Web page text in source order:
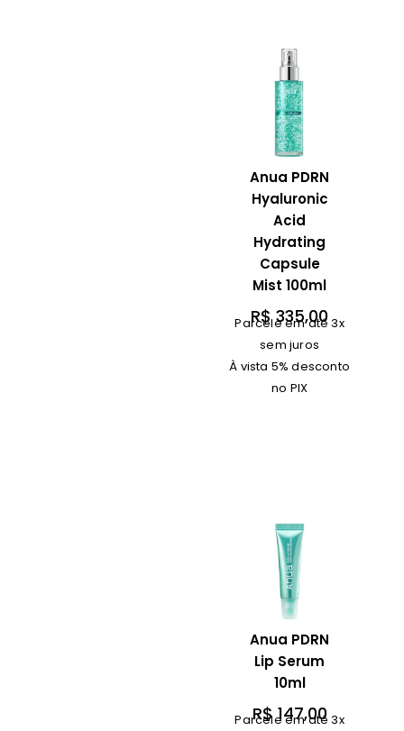
Anua PDRN
Hyaluronic
Acid
Hydrating
Capsule
Mist 100ml
R$335,00
Parcele em até 3x
sem juros
À vista 5% desconto
no PIX
Anua PDRN
Lip Serum
10ml
R$147,00
Parcele em até 3x